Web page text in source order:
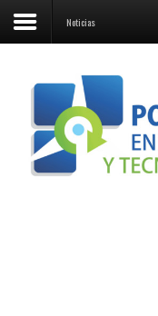
Noticias